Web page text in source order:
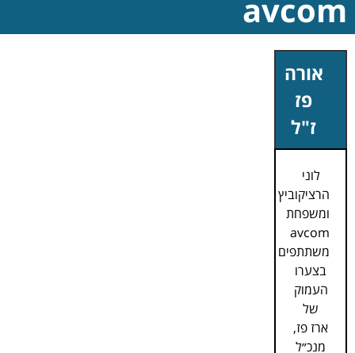
avcom
אורה
פז
ז"ל
לוני
הרציקוביץ
ומשפחת
avcom
משתתפים
בצערו
העמוק
של
ארז פז,
מנכ״ל